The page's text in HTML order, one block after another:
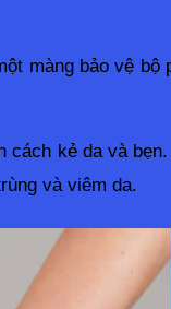
màng bảo vệ bộ
kẻ da và
và viêm da.